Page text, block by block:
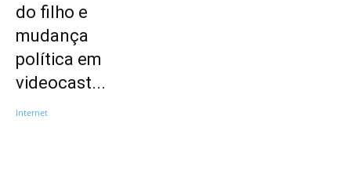
do filho e
mudança
política em
videocast...
Internet